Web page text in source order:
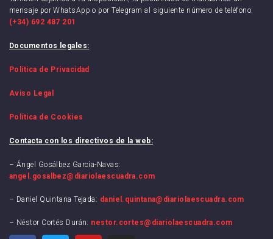
mensaje por WhatsApp o por Telegram al siguiente número de teléfono:
(+34) 692 487 201
Documentos legales:
Política de Privacidad
Aviso Legal
Política de Cookies
Contacta con los directivos de la web:
– Ángel Gosálbez García-Navas:
angel.gosalbez@diariolaescuadra.com
– Daniel Quintana Tejada: daniel.quintana@diariolaescuadra.com
– Néstor Cortés Durán: nestor.cortes@diariolaescuadra.com